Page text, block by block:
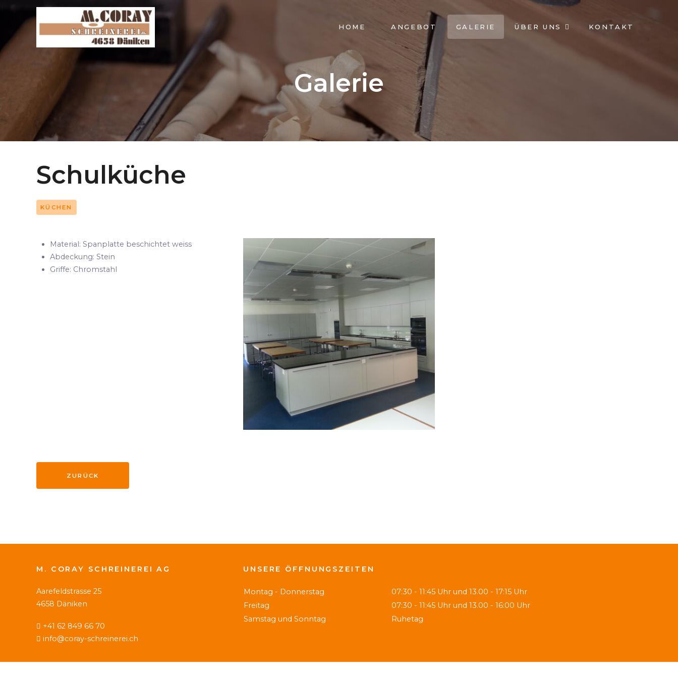
NAVIGATION
ÜBERSPRINGEN
HOME ANGEBOT GALERIE ÜBER UNS KONTAKT
Galerie
Schulküche
KÜCHEN
Material: Spanplatte beschichtet weiss
Abdeckung: Stein
Griffe: Chromstahl
ZURÜCK
M. CORAY SCHREINEREI AG
Aarefeldstrasse 25
4658 Däniken
+41 62 849 66 70
info@coray-schreinerei.ch
UNSERE ÖFFNUNGSZEITEN
Montag - Donnerstag
07:30 - 11:45 Uhr und 13.00 - 17:15 Uhr
Freitag
07:30 - 11:45 Uhr und 13.00 - 16:00 Uhr
Samstag und Sonntag
Ruhetag